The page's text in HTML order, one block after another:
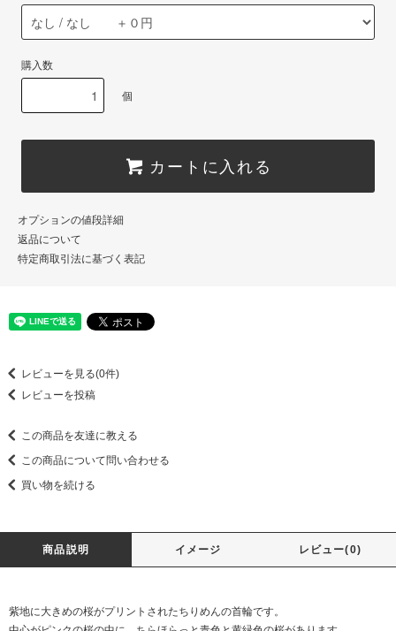
購入数
個
カートに入れる
オプションの値段詳細
返品について
特定商取引法に基づく表記
レビューを見る(0件)
レビューを投稿
この商品を友達に教える
この商品について問い合わせる
買い物を続ける
商品説明 イメージ レビュー(0)
紫地に大きめの桜がプリントされたちりめんの首輪です。